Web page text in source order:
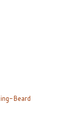
Beard